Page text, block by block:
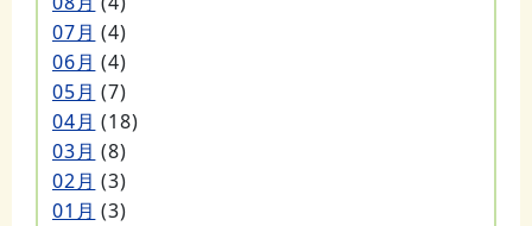
07月 (4)
06月 (4)
05月 (7)
04月 (18)
03月 (8)
02月 (3)
01月 (3)